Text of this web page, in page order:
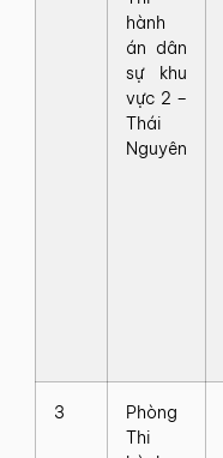
hành
án dân
sự khu
vực 2 –
Thái
Nguyên
3
Phòng
Thi